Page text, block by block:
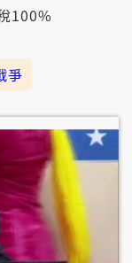
100%
爭